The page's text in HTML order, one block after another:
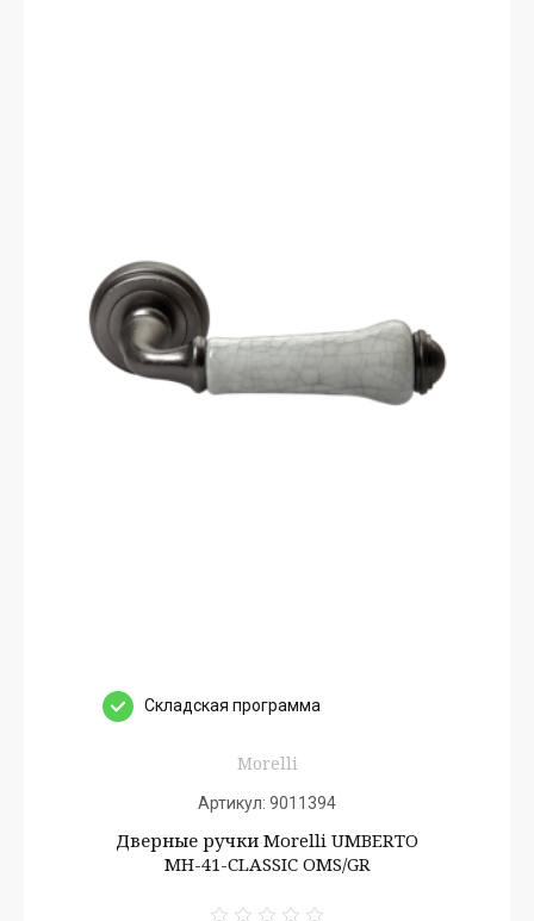
Cкладская программа
Morelli
Артикул: 9011394
Дверные ручки Morelli UMBERTO
MH-41-CLASSIC OMS/GR